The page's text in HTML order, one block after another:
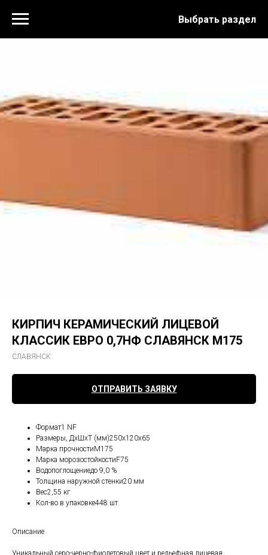
Выбрать раздел
КИРПИЧ КЕРАМИЧЕСКИЙ ЛИЦЕВОЙ
КЛАССИК ЕВРO 0,7НФ СЛАВЯНСК М175
СЛАВЯНСК
ОТПРАВИТЬ ЗАЯВКУ
Формат1 NF
Размеры, ДхШхТ (мм)250х120х65
Марка прочностиМ175
Марка морозостойкостиF75
Водопоглощениедо 9,0 %
Толщина наружной стенки20 мм
Вес2,55 кг
Кол-во в упаковке448 шт
Описание
Уникальный серо-черно-фиолетовый цвет и рельефная лицевая